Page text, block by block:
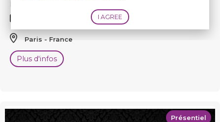
Paris France
Plus d'infos
Présentiel